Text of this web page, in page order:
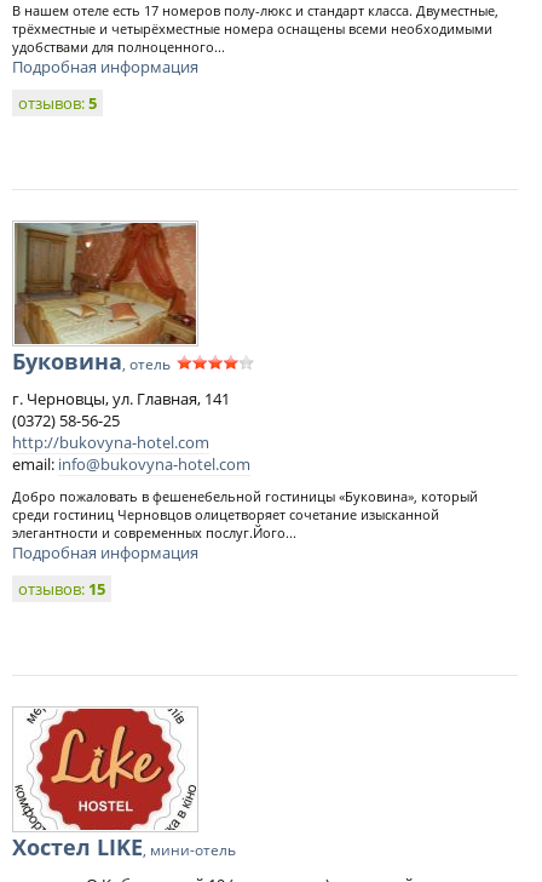
В нашем отеле есть 17 номеров полу-люкс и стандарт класса. Двуместные,
трёхместные и четырёхместные номера оснащены всеми необходимыми
удобствами для полноценного...
Подробная информация
отзывов:5
Буковина, отель
г. Черновцы, ул. Главная, 141
(0372) 58-56-25
http://bukovyna-hotel.com
email: info@bukovyna-hotel.com
Добро пожаловать в фешенебельной гостиницы «Буковина», который
среди гостиниц Черновцов олицетворяет сочетание изысканной
элегантности и современных послуг.Його...
Подробная информация
отзывов: 15
Хостел LIKE, мини-отель